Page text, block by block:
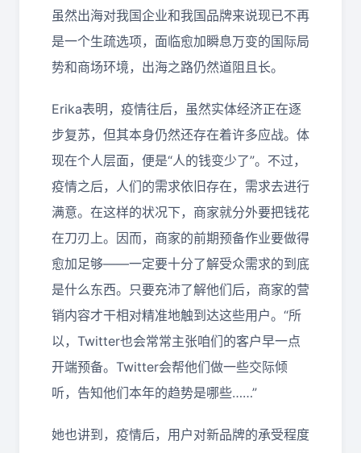
虽然出海对我国企业和我国品牌来说现已不再
是一个生疏选项，面临愈加瞬息万变的国际局
势和商场环境，出海之路仍然道阻且长。
Erika表明，疫情往后，虽然实体经济正在逐
步复苏，但其本身仍然还存在着许多应战。体
现在个人层面，便是“人的钱变少了”。不过，
疫情之后，人们的需求依旧存在，需求去进行
满意。在这样的状况下，商家就分外要把钱花
在刀刃上。因而，商家的前期预备作业要做得
愈加足够——一定要十分了解受众需求的到底
是什么东西。只要充沛了解他们后，商家的营
销内容才干相对精准地触到达这些用户。“所
以，Twitter也会常常主张咱们的客户早一点
开端预备。Twitter会帮他们做一些交际倾
听，告知他们本年的趋势是哪些……”
她也讲到，疫情后，用户对新品牌的承受程度